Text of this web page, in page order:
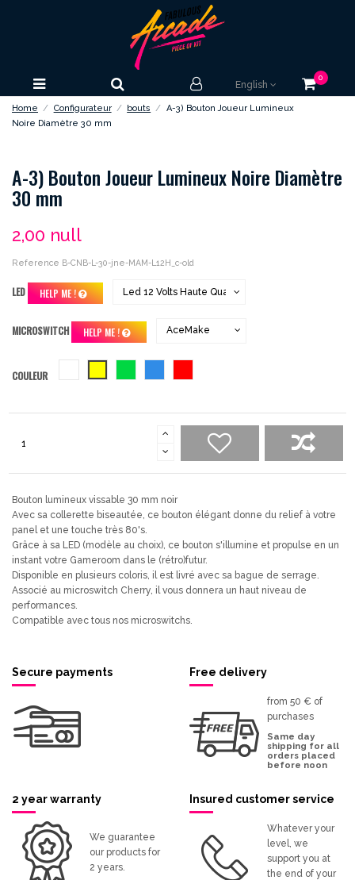
English
0
Home Configurateur bouts
A-3) Bouton Joueur Lumineux
Noire Diamètre 30 mm
A-3) Bouton Joueur Lumineux Noire Diamètre
30 mm
2,00 null
Reference B-CNB-L-30-jne-MAM-L12H_c-old
LED HELP ME !
MICROSWITCH HELP ME !
COULEUR
Bouton lumineux vissable 30 mm noir
Avec sa collerette biseautée, ce bouton élégant donne du relief à votre
panel et une touche très 80's.
Grâce à sa LED (modèle au choix), ce bouton s'illumine et propulse en un
instant votre Gameroom dans le (rétro)futur.
Disponible en plusieurs coloris, il est livré avec sa bague de serrage.
Associé au microswitch Cherry, il vous donnera un haut niveau de
performances.
Compatible avec tous nos microswitchs.
Secure payments Free delivery
from 50 € of
purchases
Same day
shipping for all
orders placed
before noon
2 year warranty
We guarantee
our products for
2 years.
Insured customer service
Whatever your
level, we
support you at
the end of your